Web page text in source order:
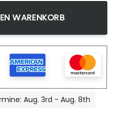
Teppich, Wohnzimmer
WARENKORB
Aug. 3rd - Aug. 8th